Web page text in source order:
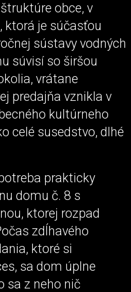
obce, v
ktorá je súčasťou
sústavy vodných
súvisí so širšou
vrátane
predajňa vznikla v
kultúrneho
celé susedstvo, dlhé
prakticky
domu č. 8 s
ktorej rozpad
zdĺhavého
ktoré si
sa dom úplne
sa z neho nič